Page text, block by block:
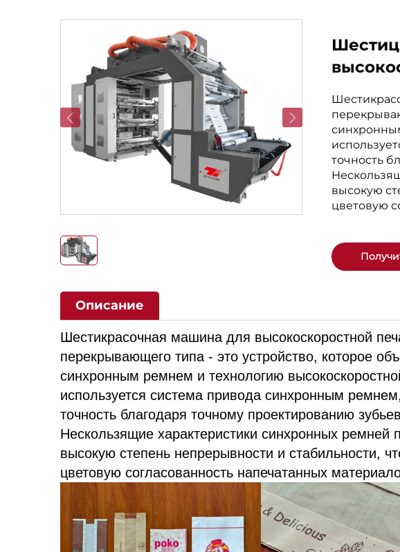
точность
высокую
цветовую
Описание
Шестикрасочная машина для высокоскоростной
перекрывающего типа - это устройство, которое
синхронным ремнем и технологию
используется система привода синхронным
точность благодаря точному проектированию
Нескользящие характеристики синхронных ремней
высокую степень непрерывности и стабильности,
цветовую согласованность напечатанных